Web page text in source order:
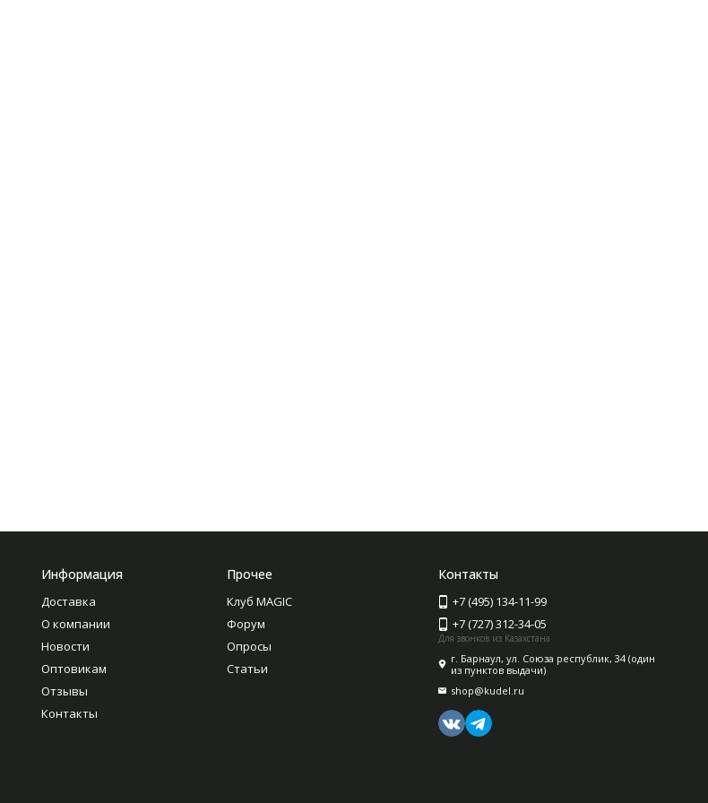
Информация
Доставка
О компании
Новости
Оптовикам
Отзывы
Контакты
Прочее
Клуб MAGIC
Форум
Опросы
Статьи
Контакты
+7 (495) 134-11-99
+7 (727) 312-34-05
Для звонков из Казахстана
г. Барнаул, ул. Союза республик, 34 (один
из пунктов выдачи)
shop@kudel.ru